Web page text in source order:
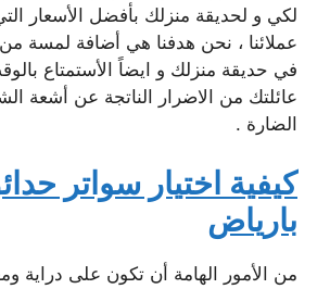
لكي و لحديقة منزلك بأفضل الأسعار
عملائنا ، نحن هدفنا هي أضافة لمسة
في حديقة منزلك و ايضاً الأستمتاع
عائلتك من الاضرار الناتجة عن أشعة
الضارة .
كيفية اختيار سواتر
بارياض
من الأمور الهامة أن تكون على دراية